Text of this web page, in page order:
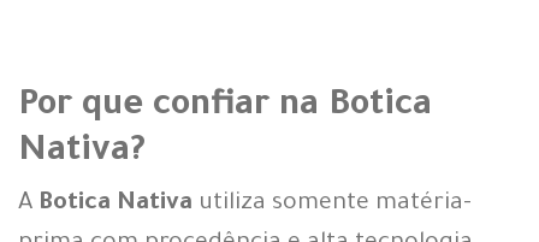
Por que confiar na Botica
Nativa?
A Botica Nativa utiliza somente matéria-